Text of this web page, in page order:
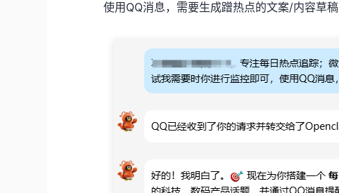
使用QQ消息，需要生成蹭热点的文案/内容草稿